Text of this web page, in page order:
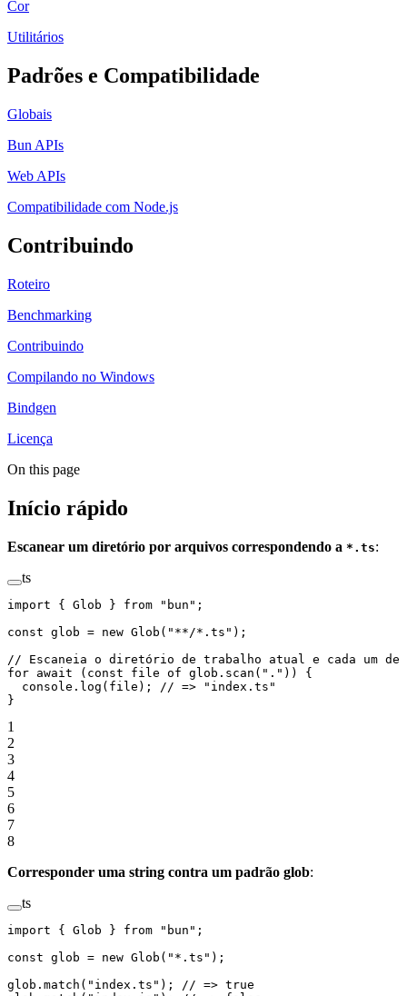
Cor
Utilitários
Padrões e Compatibilidade
Globais
Bun APIs
Web APIs
Compatibilidade com Node.js
Contribuindo
Roteiro
Benchmarking
Contribuindo
Compilando no Windows
Bindgen
Licença
On this page
Início rápido
Escanear um diretório por arquivos correspondendo a *.ts:
ts
import { Glob } from "bun" ;
const glob = new Glob ( "**/*.ts" );
// Escaneia o diretório de trabalho atual e cada um de
for await ( const file of glob. scan ( "." )) {
  console.
log (file);
// => "index.ts"
}
1
2
3
4
5
6
7
8
Corresponder uma string contra um padrão glob:
ts
import { Glob } from "bun" ;
const glob = new Glob ( "*.ts" );
glob. match ( "index.ts" );
// => true